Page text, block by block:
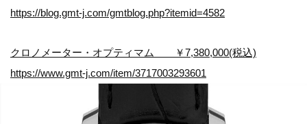
https://blog.gmt-j.com/gmtblog.php?itemid=4582
クロノメーター・オプティマム ￥7,380,000(税込)
https://www.gmt-j.com/item/3717003293601